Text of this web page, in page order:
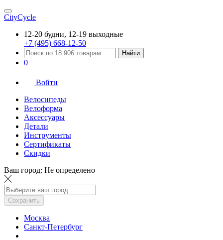
CityCycle
12-20 будни, 12-19 выходные
+7 (495) 668-12-50
Найти
0
Войти
Велосипеды
Велоформа
Аксессуары
Детали
Инструменты
Сертификаты
Скидки
Ваш город: Не определено
Сохранить
Москва
Санкт-Петербург